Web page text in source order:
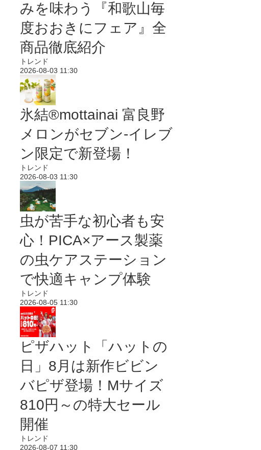
みを味わう『和歌山毎
度おおきにフェア』全
商品徹底紹介
トレンド
2026-08-03 11:30
氷結®mottainai 富良野
メロンがセブン‐イレブ
ン限定で新登場！
トレンド
2026-08-03 11:30
虫が苦手な初心者も安
心！PICA×アース製薬
の虫ケアステーション
で快適キャンプ体験
トレンド
2026-08-05 11:30
ピザハット「ハットの
日」8月は新作ビビン
バピザ登場！Mサイズ
810円～の特大セール
開催
トレンド
2026-08-07 11:30